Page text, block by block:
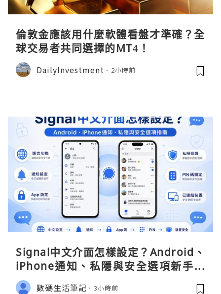
倫敦金應該用什麼軟體看盤才準確？全
球交易者共同選擇的MT4！
DailyInvestment 2小時前
Signal中文介面怎樣設定？Android、
iPhone通知、私隱與安全選項新手指
南
數碼生活筆記 3小時前